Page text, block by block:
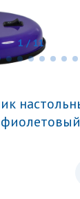
1 / 11
фиолетовый